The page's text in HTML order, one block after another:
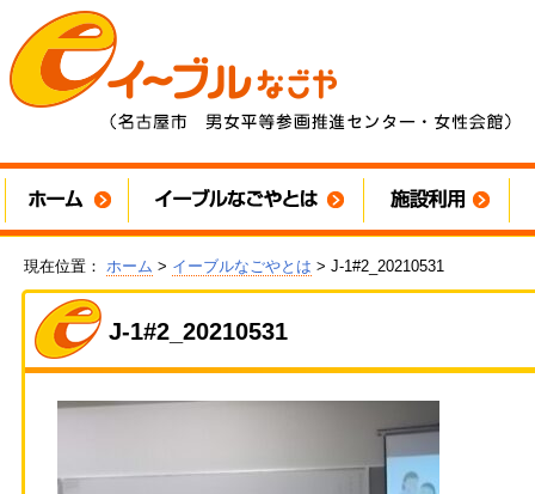
現在位置： ホーム > イーブルなごやとは > J-1#2_20210531
J-1#2_20210531